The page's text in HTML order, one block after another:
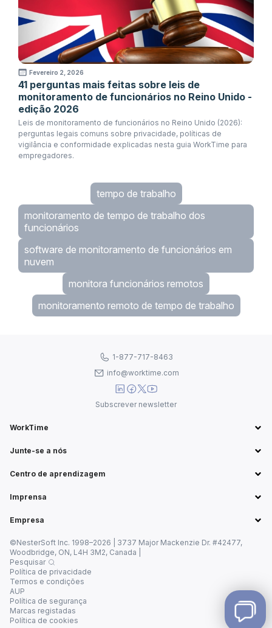
Fevereiro 2, 2026
41 perguntas mais feitas sobre leis de
monitoramento de funcionários no Reino Unido -
edição 2026
Leis de monitoramento de funcionários no Reino Unido (2026):
perguntas legais comuns sobre privacidade, políticas de
vigilância e conformidade explicadas nesta guia WorkTime para
empregadores.
tempo de trabalho
monitoramento de tempo de trabalho dos
funcionários
software de monitoramento de funcionários em
nuvem
monitora funcionários remotos
monitoramento remoto de tempo de trabalho
WorkTime
Junte-se a nós
Centro de aprendizagem
Imprensa
Empresa
1-877-717-8463
info@worktime.com
Subscrever newsletter
©NesterSoft Inc. 1998–2026 | 3737 Major Mackenzie Dr. #42477,
Woodbridge, ON, L4H 3M2, Canada |
Pesquisar
Política de privacidade
Termos e condições
AUP
Política de segurança
Marcas registadas
Política de cookies